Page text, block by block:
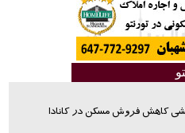
کاهش فروش مسکن در کانادا